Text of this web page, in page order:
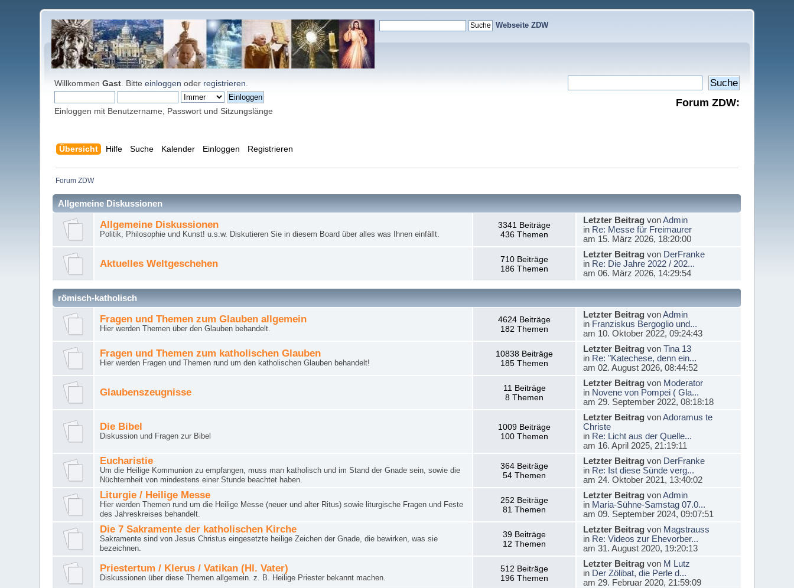
Webseite ZDW
WillkommenGast . Bitteeinloggen oder registrieren
Einloggen mit Benutzername, Passwort und Sitzungslänge
Forum ZDW:
Übersicht Hilfe Suche Kalender Einloggen Registrieren
Forum ZDW
Allgemeine Diskussionen
Allgemeine Diskussionen
Politik, Philosophie und Kunst! u.s.w. Diskutieren Sie in diesem Board über alles was Ihnen einfällt.
3341 Beiträge
436 Themen
Letzter BeitragvonAdmin
in Re: Messe für Freimaurer
am 15. März 2026, 18:20:00
Aktuelles Weltgeschehen
710 Beiträge
186 Themen
Letzter Beitragvon DerFranke
in Re: Die Jahre 2022 / 202...
am 06. März 2026, 14:29:54
römisch-katholisch
Fragen und Themen zum Glauben allgemein
Hier werden Themen über den Glauben behandelt.
4624 Beiträge
182 Themen
Letzter BeitragvonAdmin
in Franziskus Bergoglio und...
am 10. Oktober 2022, 09:24:43
Fragen und Themen zum katholischen Glauben
Hier werden Fragen und Themen rund um den katholischen Glauben behandelt!
10838 Beiträge
185 Themen
Letzter Beitragvon Tina 13
in Re: "Katechese, denn ein...
am 02. August 2026, 08:44:52
Glaubenszeugnisse
11 Beiträge
8 Themen
Letzter Beitragvon Moderator
in Novene von Pompei ( Gla...
am 29. September 2022, 08:18:18
Die Bibel
Diskussion und Fragen zur Bibel
1009 Beiträge
100 Themen
Letzter BeitragvonAdoramus te
Christe
in Re: Licht aus der Quelle...
am 16. April 2025, 21:19:11
Eucharistie
Um die Heilige Kommunion zu empfangen, muss man katholisch und im Stand der Gnade sein, sowie die
Nüchternheit von mindestens einer Stunde beachtet haben.
364 Beiträge
54 Themen
Letzter Beitragvon DerFranke
in Re: Ist diese Sünde verg...
am 24. Oktober 2021, 13:40:02
Liturgie / Heilige Messe
Hier werden Themen rund um die Heilige Messe (neuer und alter Ritus) sowie liturgische Fragen und Feste
des Jahreskreises behandelt.
252 Beiträge
81 Themen
Letzter BeitragvonAdmin
in Maria-Sühne-Samstag 07.0...
am 09. September 2024, 09:07:51
Die 7 Sakramente der katholischen Kirche
Sakramente sind von Jesus Christus eingesetzte heilige Zeichen der Gnade, die bewirken, was sie
bezeichnen.
39 Beiträge
12 Themen
Letzter Beitragvon Magstrauss
in Re: Videos zur Ehevorber...
am 31. August 2020, 19:20:13
Priestertum / Klerus / Vatikan (Hl. Vater)
Diskussionen über diese Themen allgemein. z. B. Heilige Priester bekannt machen.
512 Beiträge
196 Themen
Letzter Beitragvon M Lutz
in Der Zölibat, die Perle d...
am 29. Februar 2020, 21:59:09